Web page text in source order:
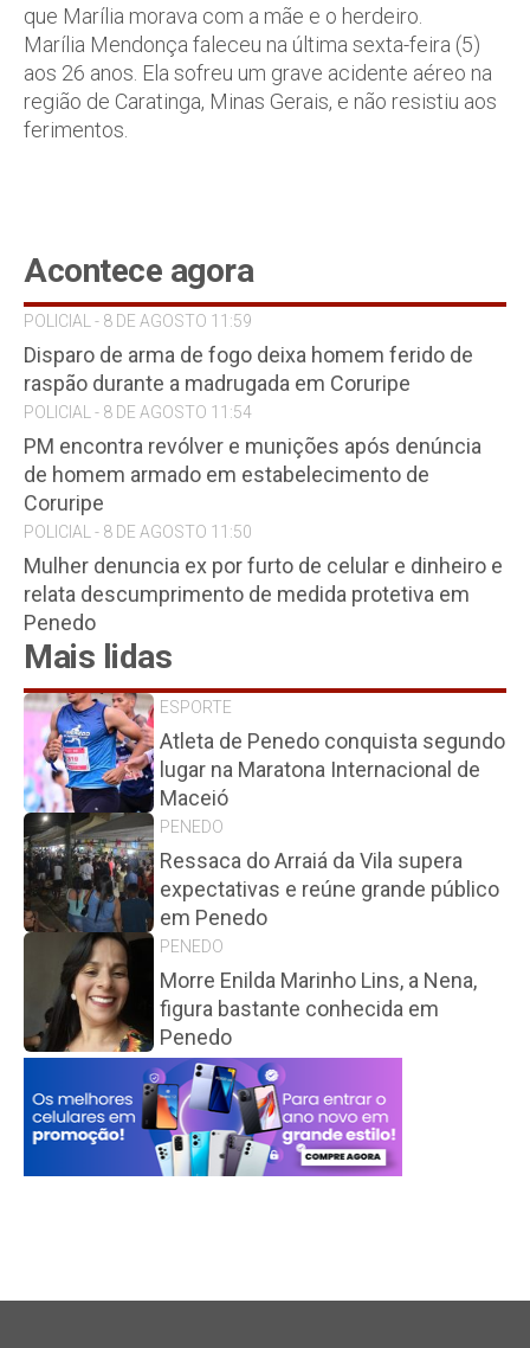
que Marília morava com a mãe e o herdeiro.
Marília Mendonça faleceu na última sexta-feira (5)
aos 26 anos. Ela sofreu um grave acidente aéreo na
região de Caratinga, Minas Gerais, e não resistiu aos
ferimentos.
Acontece agora
POLICIAL - 8 DE AGOSTO 11:59
Disparo de arma de fogo deixa homem ferido de
raspão durante a madrugada em Coruripe
POLICIAL - 8 DE AGOSTO 11:54
PM encontra revólver e munições após denúncia
de homem armado em estabelecimento de
Coruripe
POLICIAL - 8 DE AGOSTO 11:50
Mulher denuncia ex por furto de celular e dinheiro e
relata descumprimento de medida protetiva em
Penedo
Mais lidas
ESPORTE
Atleta de Penedo conquista segundo
lugar na Maratona Internacional de
Maceió
PENEDO
Ressaca do Arraiá da Vila supera
expectativas e reúne grande público
em Penedo
PENEDO
Morre Enilda Marinho Lins, a Nena,
figura bastante conhecida em
Penedo